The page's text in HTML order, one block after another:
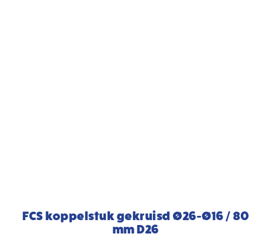
FCS koppelstuk gekruisd Ø26-Ø16 / 80
mm D26